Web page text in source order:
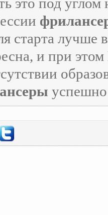
старта лучше
и при